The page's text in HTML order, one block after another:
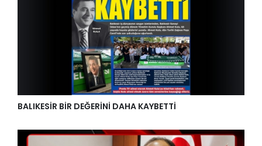
BALIKESİR BİR DEĞERİNİ DAHA KAYBETTİ